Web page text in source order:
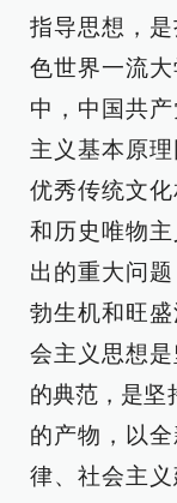
指导思想，
色世界一流
中，中国共
主义基本原
优秀传统文
和历史唯物
出的重大问
勃生机和旺
会主义思想
的典范，是坚
的产物，以
律、社会主